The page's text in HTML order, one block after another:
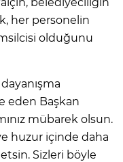
her personelin
olduğunu
eden Başkan
mübarek olsun.
huzur içinde daha
Sizleri böyle